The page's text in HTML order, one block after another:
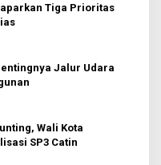
Tiga Prioritas
Jalur Udara
Wali Kota
SP3 Catin